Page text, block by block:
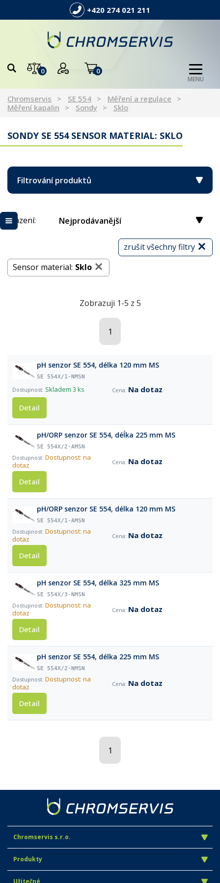
+420 274 021 211
0 0
MENU
Chromservis SE 554
Měření a regulace
Měření kapalin
Sondy Sklo
SONDY SE 554 SENSOR MATERIAL: SKLO
Filtrování produktů
Řazení: Nejprodávanější
zrušit všechny filtry
Sensor material: Sklo
Zobrazuji 1-5 z 5
1
pH senzor SE 554, délka 120 mm MS
SE 554X/1-NMSN
Skladem 3 ks
Na dotaz
Detail
pH/ORP senzor SE 554, déĺka 225 mm MS
SE 554X/2-AMSN
Dostupnost: na
dotaz
Na dotaz
Detail
pH/ORP senzor SE 554, délka 120 mm MS
SE 554X/1-AMSN
Dostupnost: na
dotaz
Na dotaz
Detail
pH senzor SE 554, délka 325 mm MS
SE 554X/3-NMSN
Dostupnost: na
dotaz
Na dotaz
Detail
pH senzor SE 554, délka 225 mm MS
SE 554X/2-NMSN
Dostupnost: na
dotaz
Na dotaz
Detail
1
Chromservis s.r.o.
Produkty
Užitečné